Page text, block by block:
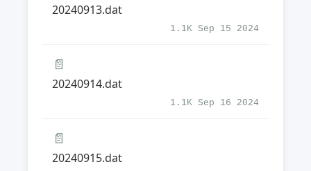
20240913.dat
1.1K Sep 15 2024
📄
20240914.dat
1.1K Sep 16 2024
📄
20240915.dat